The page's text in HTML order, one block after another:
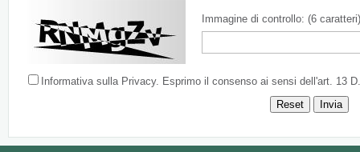
Immagine di controllo: (6 caratteri)
Informativa sulla Privacy. Esprimo il consenso ai sensi dell'art. 13